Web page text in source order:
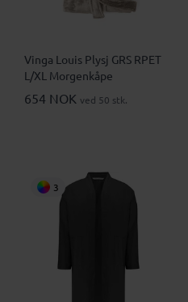
Vinga Louis Plysj GRS RPET
L/XL Morgenkåpe
654 NOK ved 50 stk.
3